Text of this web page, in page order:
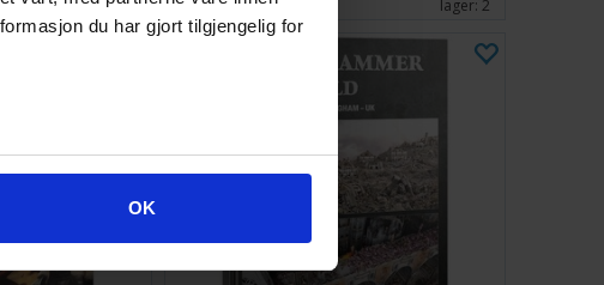
du har gjort tilgjengelig for
OK
lager:8 lager:2